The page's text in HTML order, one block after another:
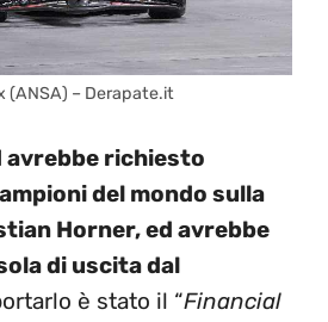
(ANSA) – Derapate.it
avrebbe richiesto
del mondo sulla
Horner, ed avrebbe
di uscita dal
è stato il “Financial